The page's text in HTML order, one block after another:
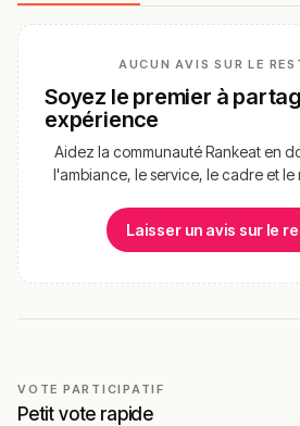
AUCUN AVIS SUR LE
Soyez le premier à
expérience
Aidez la communauté Rankeat en
l'ambiance, le service, le cadre et
Laisser un avis sur le
VOTE PARTICIPATIF
Petit vote rapide